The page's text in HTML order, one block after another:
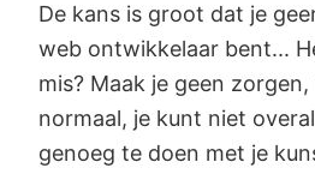
De kans is groot dat je
web ontwikkelaar bent...
mis? Maak je geen
normaal, je kunt niet
genoeg te doen met je